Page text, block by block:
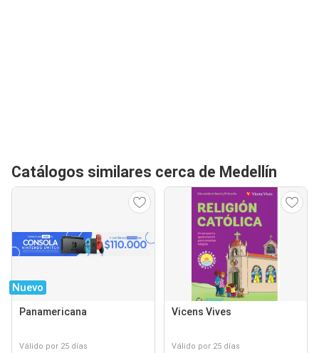
Catálogos similares cerca de Medellín
Nuevo
Panamericana
Válido por 25 días
Vicens Vives
Válido por 25 días